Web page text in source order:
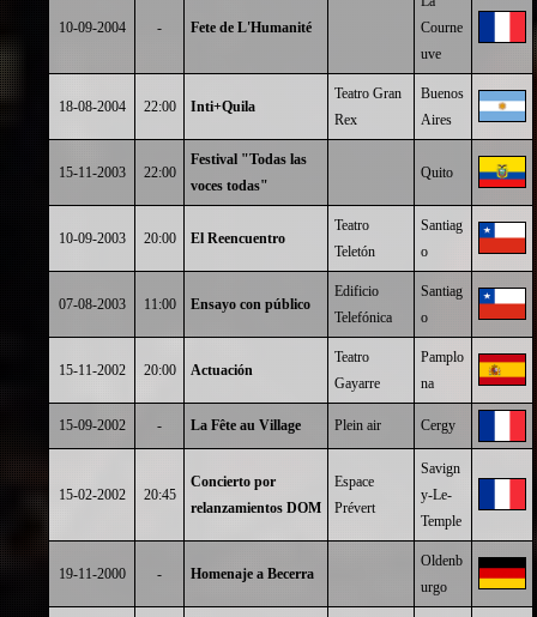
10-09-2004 - Fete de L'Humanité
Courne
uve
18-08-2004 22:00 Inti+Quila
Teatro Gran
Rex
Buenos
Aires
15-11-2003 22:00
Festival "Todas las
voces todas"
Quito
10-09-2003 20:00 El Reencuentro
Teatro
Teletón
Santiag
o
07-08-2003 11:00 Ensayo con público
Edificio
Telefónica
Santiag
o
15-11-2002 20:00 Actuación
Teatro
Gayarre
Pamplo
na
15-09-2002 - La Fête au Village Plein air Cergy
15-02-2002 20:45
Concierto por
relanzamientos DOM
Espace
Prévert
Savign
y-Le-
Temple
19-11-2000 - Homenaje a Becerra
Oldenb
urgo